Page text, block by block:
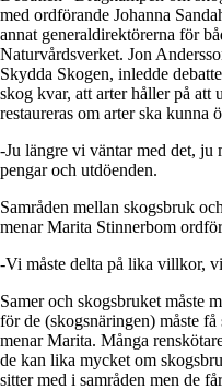
med ordförande Johanna
annat generaldirektörerna för
Naturvårdsverket. Jon
Skydda Skogen, inledde
skog kvar, att arter håller på att
restaureras om arter ska kunna
-Ju längre vi väntar med det, ju
pengar och utdöenden.
Samråden mellan skogsbruk
menarMarita Stinnerbom
-Vi måste delta på lika villkor,
Samer och skogsbruket måste
för de (skogsnäringen) måste få
menar Marita. Många
de kan lika mycket om
sitter med i samråden men de